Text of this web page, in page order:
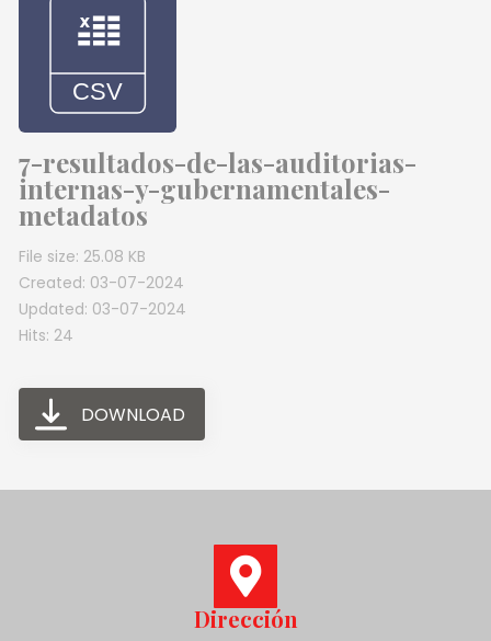
7-resultados-de-las-auditorias-
internas-y-gubernamentales-
metadatos
File size: 25.08 KB
Created: 03-07-2024
Updated: 03-07-2024
Hits: 24
DOWNLOAD
Dirección